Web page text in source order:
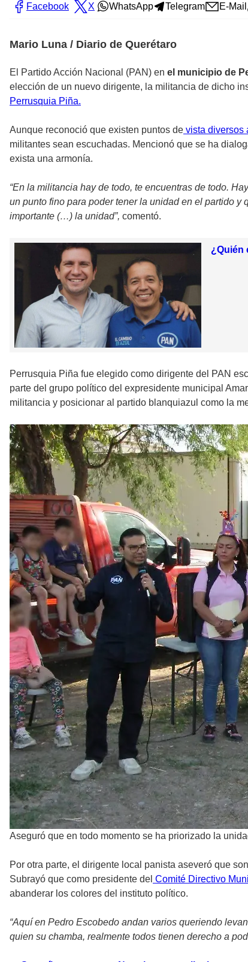
Facebook X WhatsApp Telegram E-Mail
Mario Luna / Diario de Querétaro
El Partido Acción Nacional (PAN) en el municipio de
elección de un nuevo dirigente, la militancia de dicho
Perrusquia Piña.
Aunque reconoció que existen puntos de vista diversos
militantes sean escuchadas. Mencionó que se ha
exista una armonía.
“En la militancia hay de todo, te encuentras de todo.
un punto fino para poder tener la unidad en el partido
importante (…) la unidad”, comentó.
¿Quién
Perrusquia Piña fue elegido como dirigente del PAN
parte del grupo político del expresidente municipal
militancia y posicionar al partido blanquiazul como la
Aseguró que en todo momento se ha priorizado la
Por otra parte, el dirigente local panista aseveró que
Subrayó que como presidente del Comité Directivo
abanderar los colores del instituto político.
“Aquí en Pedro Escobedo andan varios queriendo
quien su chamba, realmente todos tienen derecho a